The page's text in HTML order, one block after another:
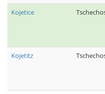
Kojetice
Kojetitz